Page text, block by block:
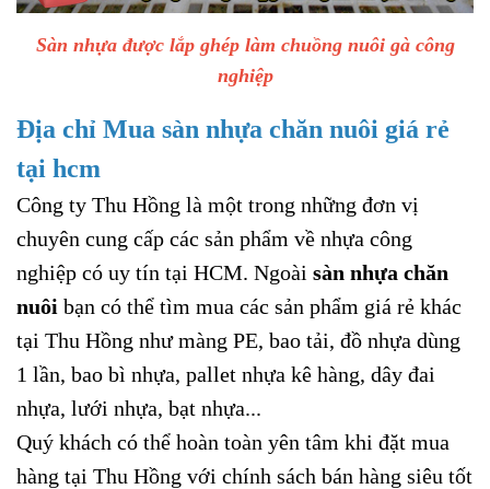
Sàn nhựa được lắp ghép làm chuồng nuôi gà công
nghiệp
Địa chỉ Mua sàn nhựa chăn nuôi giá rẻ
tại hcm
Công ty Thu Hồng là một trong những đơn vị
chuyên cung cấp các sản phẩm về nhựa công
nghiệp có uy tín tại HCM. Ngoài sàn nhựa chăn
nuôi bạn có thể tìm mua các sản phẩm giá rẻ khác
tại Thu Hồng nhưmàng PE, bao tải, đồ nhựa dùng
1 lần, bao bì nhựa, pallet nhựa kê hàng, dây đai
nhựa, lưới nhựa, bạt nhựa...
Quý khách có thể hoàn toàn yên tâm khi đặt mua
hàng tại Thu Hồng với chính sách bán hàng siêu tốt